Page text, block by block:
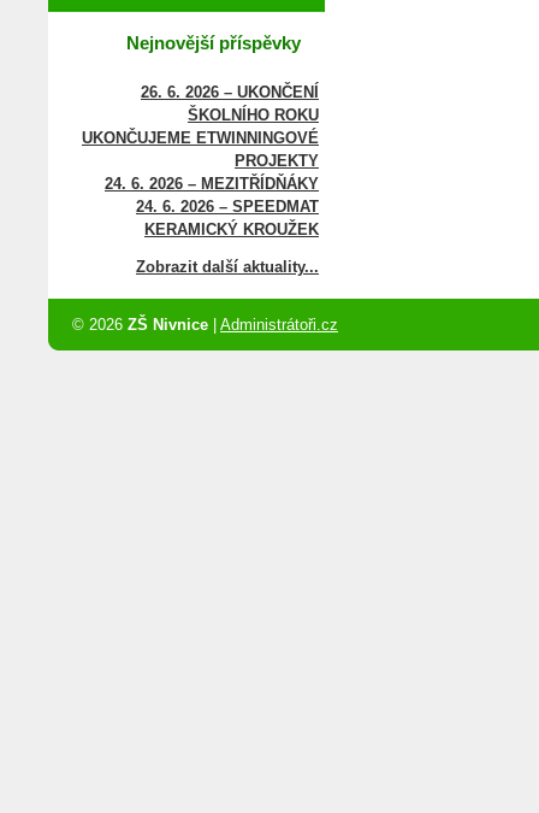
Nejnovější příspěvky
26. 6. 2026 – UKONČENÍ
ŠKOLNÍHO ROKU
UKONČUJEME ETWINNINGOVÉ
PROJEKTY
24. 6. 2026 – MEZITŘÍDŇÁKY
24. 6. 2026 – SPEEDMAT
KERAMICKÝ KROUŽEK
Zobrazit další aktuality...
© 2026 ZŠ Nivnice Administrátoři.cz